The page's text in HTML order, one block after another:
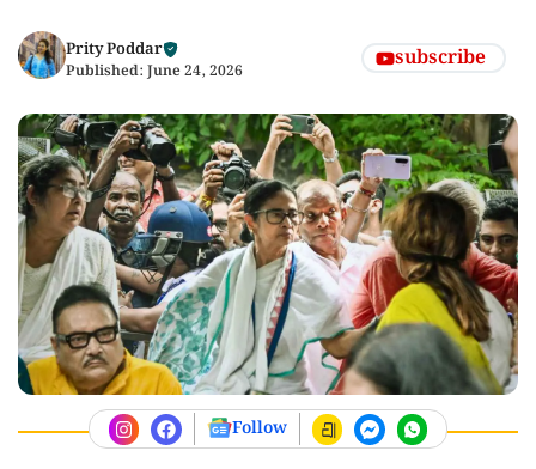
Prity Poddar
Published: June 24, 2026 subscribe
Follow